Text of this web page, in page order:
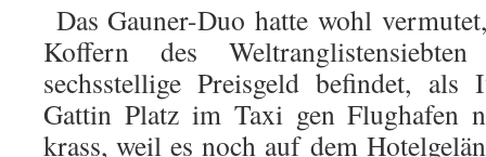
Das Gauner-Duo hatte wohl
Koffern des
sechsstellige Preisgeld befindet, als
Gattin Platz im Taxi gen Flughafen
krass, weil es noch auf dem